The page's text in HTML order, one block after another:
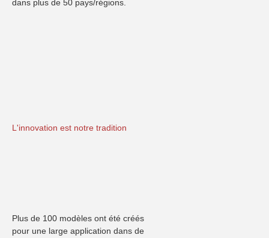
dans plus de 50 pays/régions.
L'innovation est notre tradition
Plus de 100 modèles ont été créés
pour une large application dans de